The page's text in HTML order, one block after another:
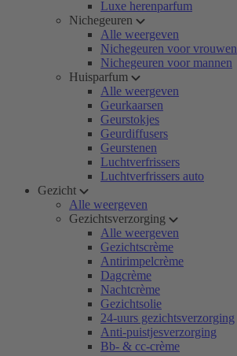
Luxe herenparfum
Nichegeuren
Alle weergeven
Nichegeuren voor vrouwen
Nichegeuren voor mannen
Huisparfum
Alle weergeven
Geurkaarsen
Geurstokjes
Geurdiffusers
Geurstenen
Luchtverfrissers
Luchtverfrissers auto
Gezicht
Alle weergeven
Gezichtsverzorging
Alle weergeven
Gezichtscrème
Antirimpelcrème
Dagcrème
Nachtcrème
Gezichtsolie
24-uurs gezichtsverzorging
Anti-puistjesverzorging
Bb- & cc-crème